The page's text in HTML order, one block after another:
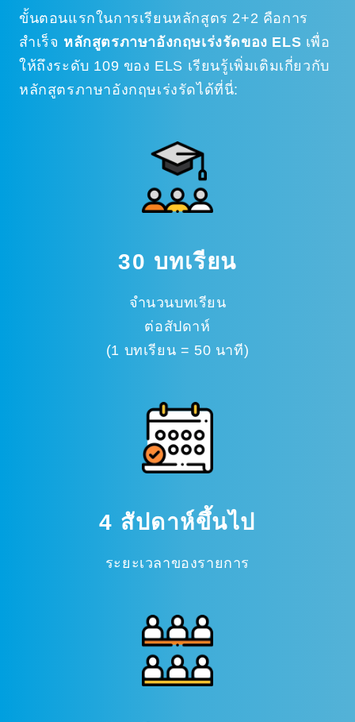
ขั้นตอนแรกในการเรียนหลักสูตร 2+2 คือการ
สำเร็จ หลักสูตรภาษาอังกฤษเร่งรัดของ ELS เพื่อ
ให้ถึงระดับ 109 ของ ELS เรียนรู้เพิ่มเติมเกี่ยวกับ
หลักสูตรภาษาอังกฤษเร่งรัดได้ที่นี่:
30 บทเรียน
จำนวนบทเรียน
ต่อสัปดาห์
(1 บทเรียน = 50 นาที)
4 สัปดาห์ขึ้นไป
ระยะเวลาของรายการ